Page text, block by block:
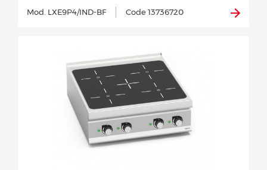
Mod. LXE9P4/IND-BF Code 13736720